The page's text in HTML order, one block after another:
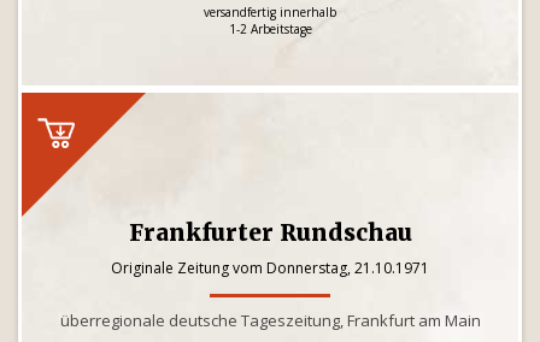
versandfertig innerhalb
1-2 Arbeitstage
Frankfurter Rundschau
Originale Zeitung vom Donnerstag, 21.10.1971
überregionale deutsche Tageszeitung, Frankfurt am Main